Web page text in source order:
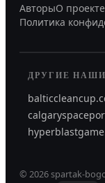
АвторыО проекте
Политика
ДРУГИЕ
© 2026spartak-